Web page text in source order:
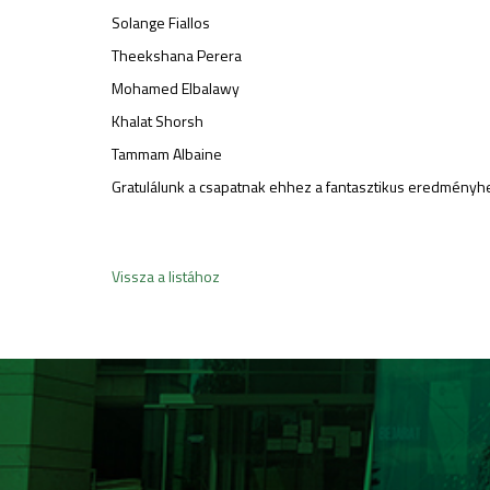
Solange Fiallos
Theekshana Perera
Mohamed Elbalawy
Khalat Shorsh
Tammam Albaine
Gratulálunk a csapatnak ehhez a fantasztikus
Vissza a listához